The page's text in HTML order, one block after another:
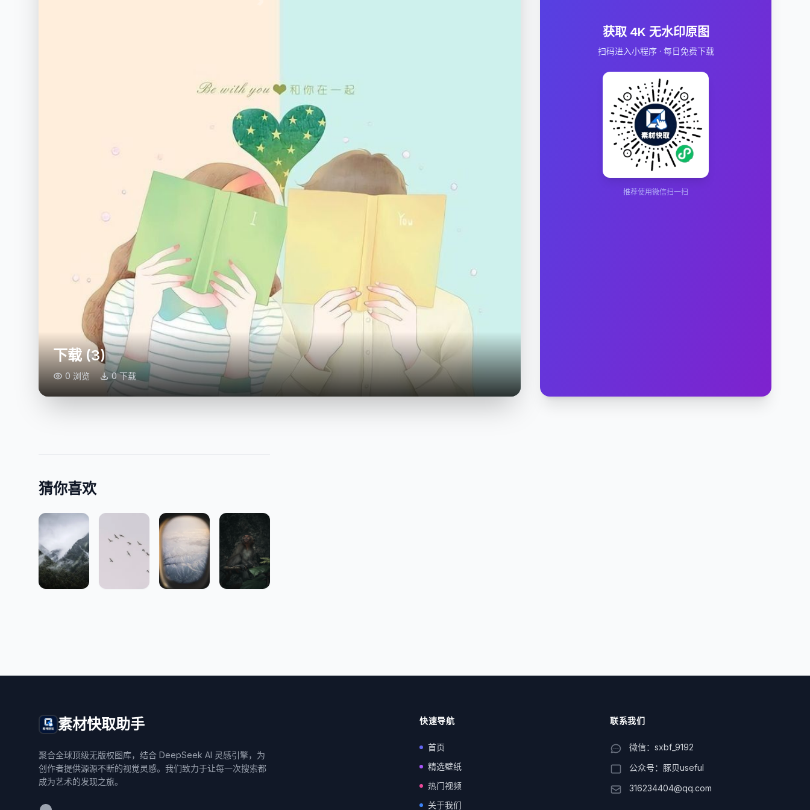
下载 (3)
0 浏览 0 下载
获取 4K 无水印原图
扫码进入小程序 · 每日免费下载
推荐使用微信扫一扫
猜你喜欢
素材快取助手
聚合全球顶级无版权图库，结合 DeepSeek AI 灵感引擎，为
创作者提供源源不断的视觉灵感。我们致力于让每一次搜索都
成为艺术的发现之旅。
快速导航
首页
精选壁纸
热门视频
关于我们
联系我们
微信：sxbf_9192
公众号：豚贝useful
316234404@qq.com